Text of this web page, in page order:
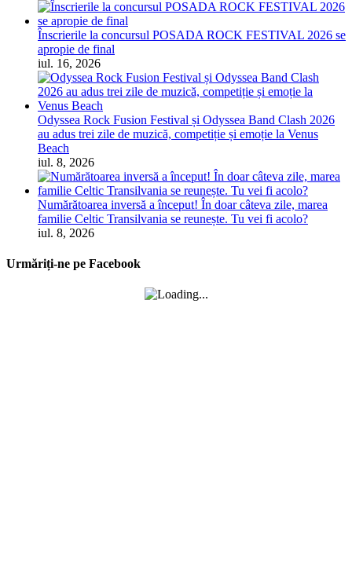
Înscrierile la concursul POSADA ROCK FESTIVAL 2026 se
apropie de final
iul. 16, 2026
Odyssea Rock Fusion Festival și Odyssea Band Clash 2026
au adus trei zile de muzică, competiție și emoție la Venus
Beach
iul. 8, 2026
Numărătoarea inversă a început! În doar câteva zile, marea
familie Celtic Transilvania se reunește. Tu vei fi acolo?
iul. 8, 2026
Urmăriți-ne pe Facebook